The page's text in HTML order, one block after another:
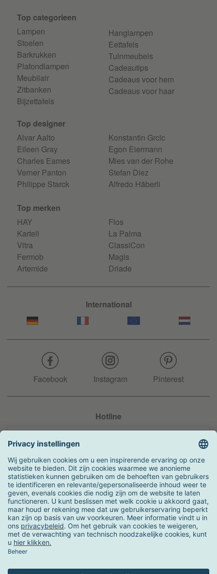
Top categorieen
Lampen
Stoelen
Barkrukken
Plafondlampen
Meubilair
Zitbanken
Bijzettafels
Hanglampen
Eettafels
Tuinmeubels
Cadeautips
Cadeaus voor hem
Cadeaus voor haar
Top designer
Alvar Aalto
Eileen Gray
Charles Eames
Verner Panton
Philippe Starck
Konstantin Grcic
Egon Eiermann
Mies van der Rohe
Stefan Diez
Alfredo Häberli
Top merken
HAY
Kartell
Vitra
Fermob
Artemide
Flos
La Palma
ClassiCon
Magis
Driade
International
Facebook Instagram Pinterest
Hotline
Zo kunt u betalen
Verzending